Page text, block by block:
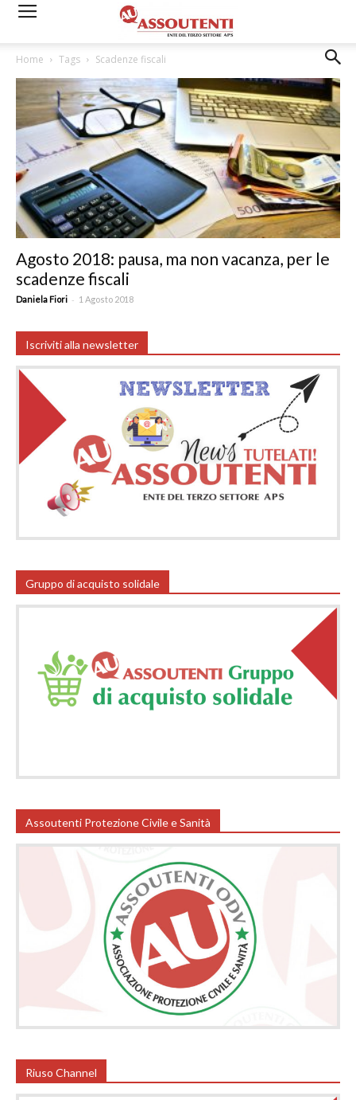
Home Tags Scadenze fiscali
Agosto 2018: pausa, ma non vacanza, per le
scadenze fiscali
Daniela Fiori - 1 Agosto 2018
Iscriviti alla newsletter
Gruppo di acquisto solidale
Assoutenti Protezione Civile e Sanità
Riuso Channel